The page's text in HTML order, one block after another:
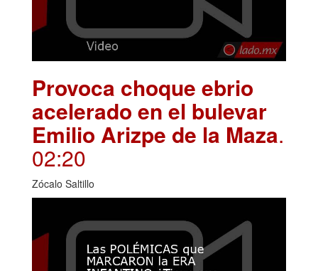
Provoca choque ebrio
acelerado en el bulevar
Emilio Arizpe de la Maza.
02:20
Zócalo Saltillo